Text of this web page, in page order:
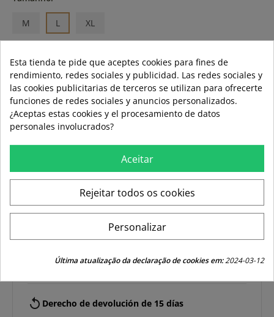
M L XL
ADD TO CART
Guía de tallas
Formas de pago aceptadas
local_shippingmar 11 ago – jue 13 ago 3,99 €
Devoluciones gratuitas a partir de 49,95
replay Derecho de devolución de 15 días
Esta tienda te pide que aceptes cookies para fines de
rendimiento, redes sociales y publicidad. Las redes sociales y
las cookies publicitarias de terceros se utilizan para ofrecerte
funciones de redes sociales y anuncios personalizados.
¿Aceptas estas cookies y el procesamiento de datos
personales involucrados?
Aceitar
Rejeitar todos os cookies
Personalizar
Última atualização da declaração de cookies em:2024-03-12